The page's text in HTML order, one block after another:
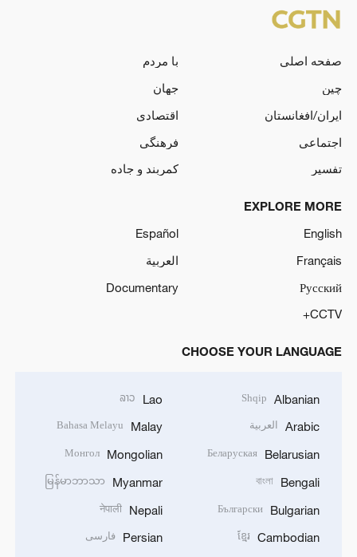
صفحه اصلی
با مردم
چین
جهان
ایران/افغانستان
اقتصادی
اجتماعی
فرهنگی
تفسیر
کمربند و جاده
EXPLORE MORE
English
Español
Français
العربية
Русский
Documentary
CCTV+
CHOOSE YOUR LANGUAGE
Albanian
Shqip
Arabic العربية
Belarusian
Беларуская
Bengali
বাংলা
Bulgarian
Български
Cambodian
ខ្មែរ
Lao
ລາວ
Malay
Bahasa Melayu
Mongolian
Монгол
Myanmar
မြန်မာဘာသာ
Nepali
नेपाली
Persian فارسی